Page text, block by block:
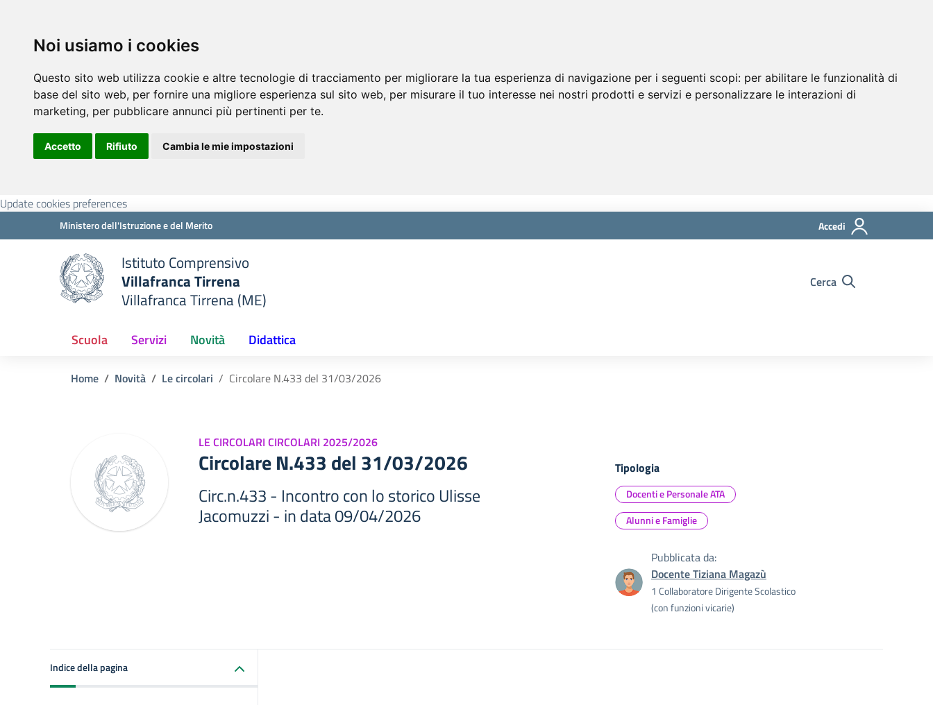
Noi usiamo i cookies
Questo sito web utilizza cookie e altre tecnologie di tracciamento per migliorare la tua esperienza di navigazione per i seguenti scopi: per abilitare le funzionalità di
base del sito web, per fornire una migliore esperienza sul sito web, per misurare il tuo interesse nei nostri prodotti e servizi e personalizzare le interazioni di
marketing, per pubblicare annunci più pertinenti per te.
Accetto Rifiuto Cambia le mie impostazioni
Update cookies preferences
Ministero dell'Istruzione e del Merito Accedi
Istituto Comprensivo
Villafranca Tirrena
Villafranca Tirrena (ME)
Cerca
Scuola Servizi Novità Didattica
Home Novità Le circolari Circolare N.433 del 31/03/2026
LE CIRCOLARI CIRCOLARI 2025/2026
Circolare N.433 del 31/03/2026
Circ.n.433 - Incontro con lo storico Ulisse
Jacomuzzi - in data 09/04/2026
Tipologia
Docenti e Personale ATA
Alunni e Famiglie
Pubblicata da:
Docente Tiziana Magazù
1 Collaboratore Dirigente Scolastico
(con funzioni vicarie)
Indice della pagina